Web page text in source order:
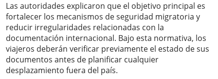
Las autoridades explicaron que el objetivo principal es
fortalecer los mecanismos de seguridad migratoria y
reducir irregularidades relacionadas con la
documentación internacional. Bajo esta normativa, los
viajeros deberán verificar previamente el estado de sus
documentos antes de planificar cualquier
desplazamiento fuera del país.